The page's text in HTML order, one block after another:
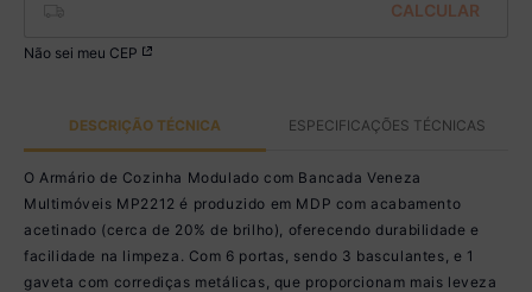
Não sei meu CEP
DESCRIÇÃO TÉCNICA ESPECIFICAÇÕES TÉCNICAS
O Armário de Cozinha Modulado com Bancada Veneza
Multimóveis MP2212 é produzido em MDP com acabamento
acetinado (cerca de 20% de brilho), oferecendo durabilidade e
facilidade na limpeza. Com 6 portas, sendo 3 basculantes, e 1
gaveta com corrediças metálicas, que proporcionam mais leveza